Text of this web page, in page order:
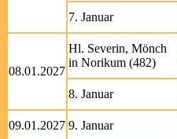
7. Januar
08.01.2027
Hl. Severin, Mönch
in Norikum (482)
8. Januar
09.01.2027 9. Januar